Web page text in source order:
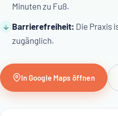
Minuten zu Fuß.
Barrierefreiheit: Die Praxis
zugänglich.
In Google Maps öffnen